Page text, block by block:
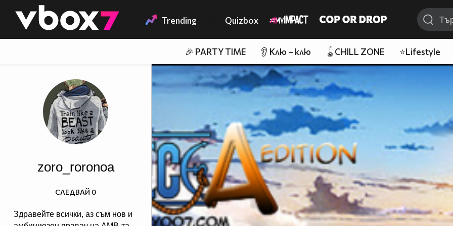
👾 Trending Quizbox
🎉 PARTY TIME 👂 Клю – клю 🪀CHILL ZONE ⭐Lifestyle
zoro_roronoa
Здравейте всички, аз съм нов и
СЛЕДВАЙ 0